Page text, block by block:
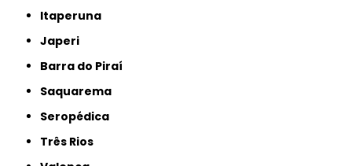
Itaperuna
Japeri
Barra do Piraí
Saquarema
Seropédica
Três Rios